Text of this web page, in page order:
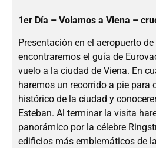
1er Día – Volamos a Viena –
Presentación en el aeropuerto
encontraremos el guía de
vuelo a la ciudad de Viena. En
haremos un recorrido a pie para
histórico de la ciudad y
Esteban. Al terminar la visita
panorámico por la célebre
edificios más emblemáticos de